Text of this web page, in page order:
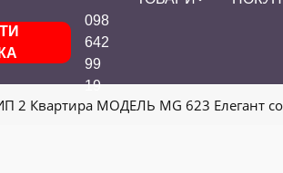
098
642
99
19
2 Квартира МОДЕЛЬ MG 623 Елегант